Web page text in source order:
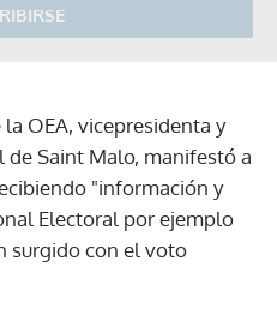
OEA, vicepresidenta y
de Saint Malo, manifestó a
"información y
Electoral por ejemplo
surgido con el voto